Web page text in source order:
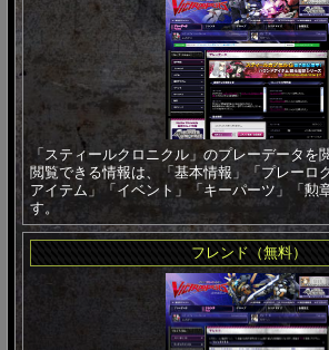
「スティールクロニクル」のプレーデータを
閲覧できる情報は、「基本情報」「プレーロ
アイテム」「イベント」「キーパーツ」「勲
す。
フレンド（無料）